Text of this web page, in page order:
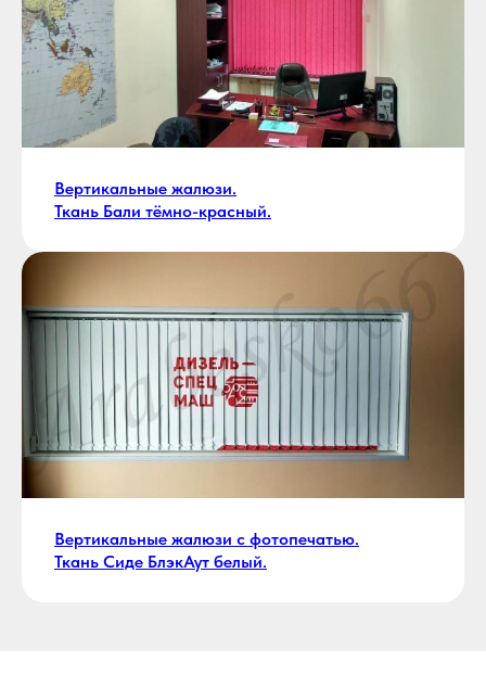
Вертикальные жалюзи.
Ткань Бали тёмно-красный.
Вертикальные жалюзи с фотопечатью.
Ткань Сиде БлэкАут белый.